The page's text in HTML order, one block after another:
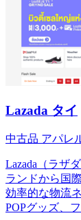
Lazada タイ
中古品 アパレ
Lazada（ラザ
ランドから国
効率的な物流
POPグッズ、